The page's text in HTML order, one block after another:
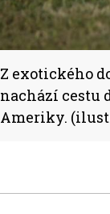
Z exotického
nachází cestu
Ameriky.